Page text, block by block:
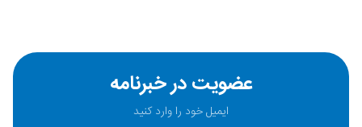
عضویت در خبرنامه